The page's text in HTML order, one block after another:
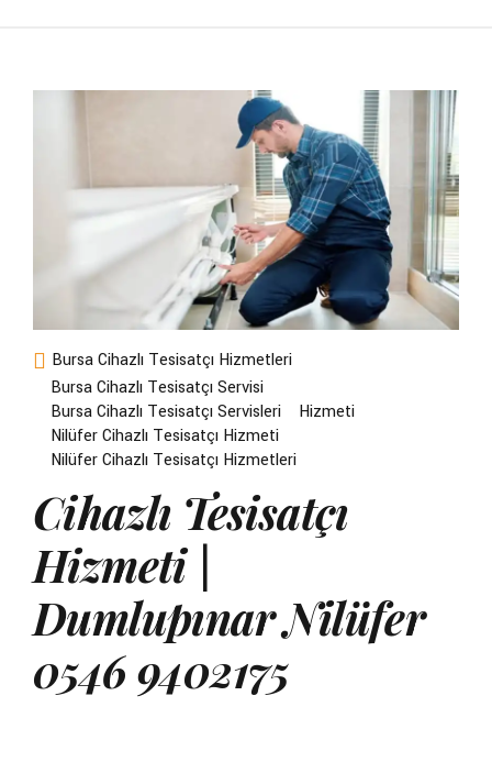
Bursa Cihazlı Tesisatçı Hizmetleri
Bursa Cihazlı Tesisatçı Servisi
Bursa Cihazlı Tesisatçı Servisleri
Hizmeti
Nilüfer Cihazlı Tesisatçı Hizmeti
Nilüfer Cihazlı Tesisatçı Hizmetleri
Cihazlı Tesisatçı
Hizmeti |
Dumlupınar Nilüfer
0546 9402175